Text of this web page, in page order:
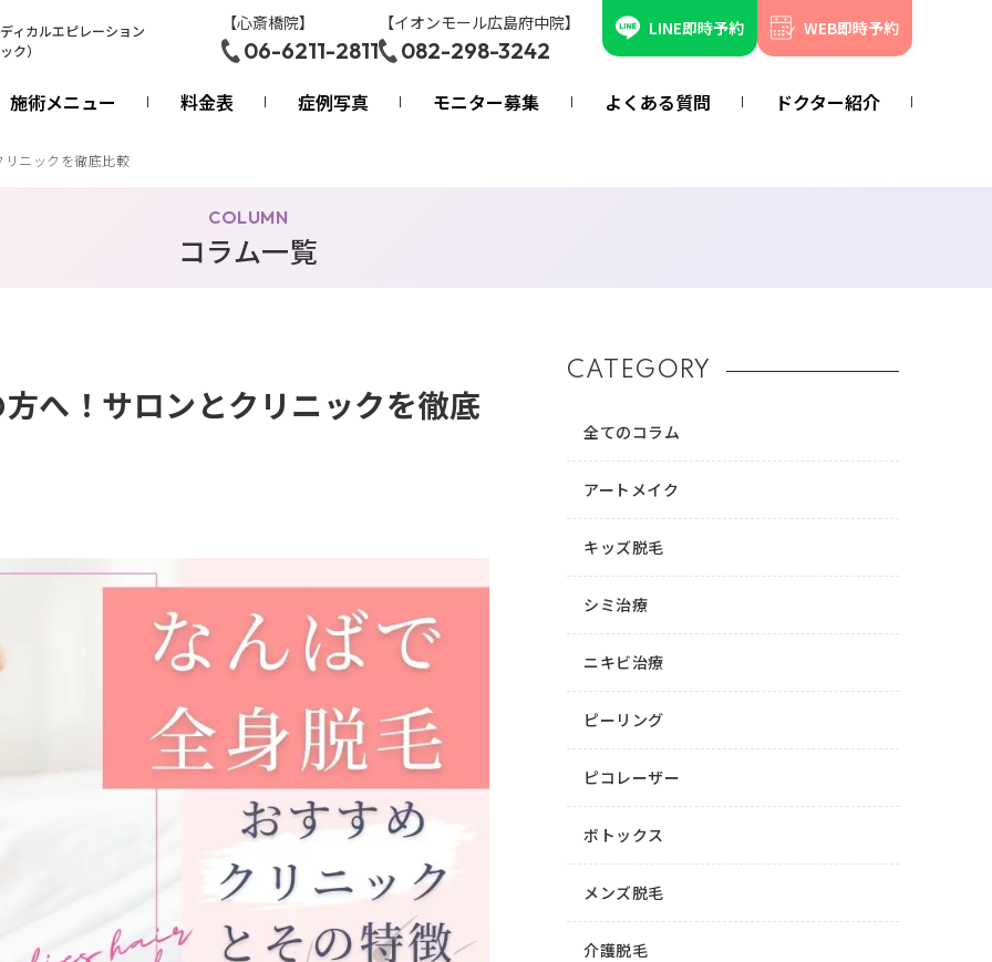
ィカルエピレーション
ク）
【心斎橋院】
06-6211-2811
【イオンモール広島府中院】
082-298-3242
LINE即時予約 WEB即時予約
施術メニュー 料金表 症例写真 モニター募集 よくある質問 ドクター紹介
ニックを徹底比較
COLUMN
コラム一覧
へ！サロンとクリニックを徹底
CATEGORY
全てのコラム
アートメイク
キッズ脱毛
シミ治療
ニキビ治療
ピーリング
ピコレーザー
ボトックス
メンズ脱毛
介護脱毛